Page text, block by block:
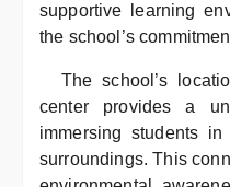
supportive learning
the school’s
The school’s
center provides a
immersing students
surroundings. This